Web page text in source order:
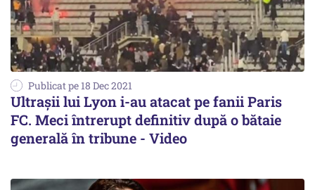
Publicat pe 18 Dec 2021
Ultrașii lui Lyon i-au atacat pe fanii Paris
FC. Meci întrerupt definitiv după o bătaie
generală în tribune - Video